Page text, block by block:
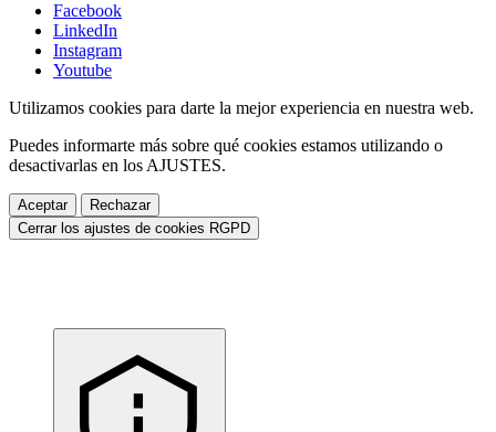
Facebook
LinkedIn
Instagram
Youtube
Utilizamos cookies para darte la mejor experiencia en nuestra web.
Puedes informarte más sobre qué cookies estamos utilizando o
desactivarlas en los AJUSTES.
Aceptar
Rechazar
Cerrar los ajustes de cookies RGPD